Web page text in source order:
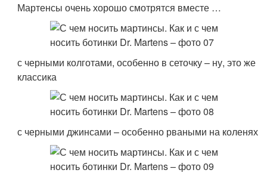
Мартенсы очень хорошо смотрятся вместе …
с черными колготами, особенно в сеточку – ну, это же
классика
с черными джинсами – особенно рваными на коленях